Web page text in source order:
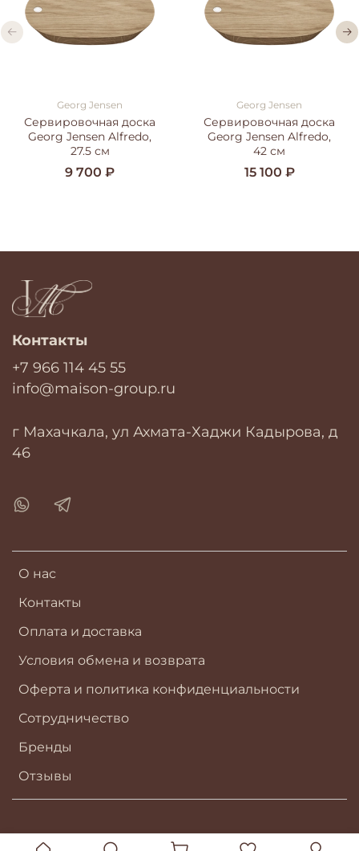
Georg Jensen
Сервировочная доска
Georg Jensen Alfredo,
27.5 см
9 700 ₽
Georg Jensen
Сервировочная доска
Georg Jensen Alfredo,
42 см
15 100 ₽
О нас
Контакты
Оплата и доставка
Условия обмена и возврата
Оферта и политика конфиденциальности
Сотрудничество
Бренды
Отзывы
Контакты
+7 966 114 45 55
info@maison-group.ru
г Махачкала, ул Ахмата-Хаджи Кадырова, д
46